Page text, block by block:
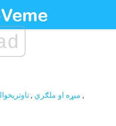
میړه او ملګري ,
,